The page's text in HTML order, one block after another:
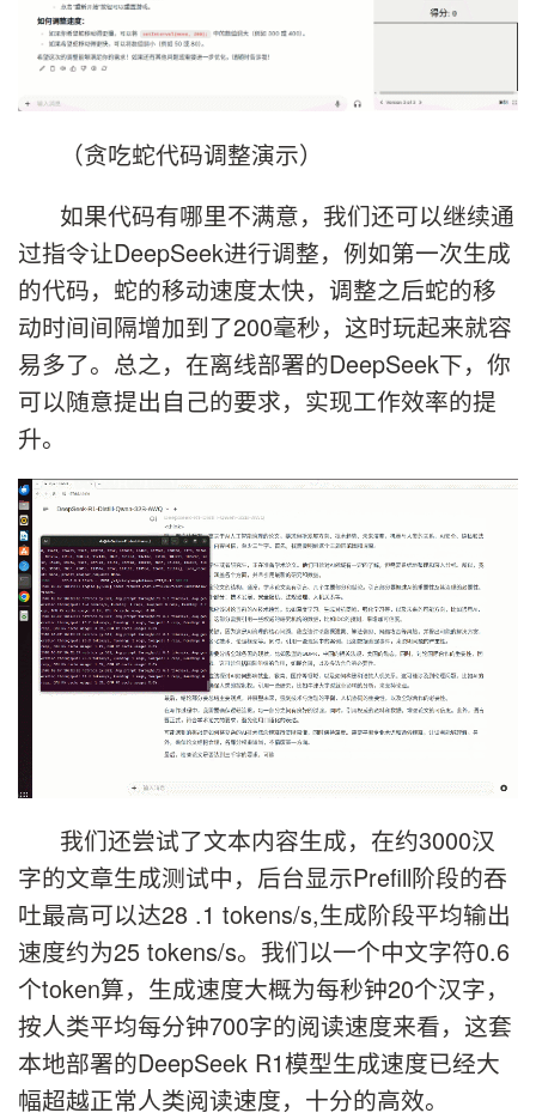
（贪吃蛇代码调整演示）
如果代码有哪里不满意，我们还可以继续通
过指令让DeepSeek进行调整，例如第一次生成
的代码，蛇的移动速度太快，调整之后蛇的移
动时间间隔增加到了200毫秒，这时玩起来就容
易多了。总之，在离线部署的DeepSeek下，你
可以随意提出自己的要求，实现工作效率的提
升。
我们还尝试了文本内容生成，在约3000汉
字的文章生成测试中，后台显示Prefill阶段的吞
吐最高可以达28 .1 tokens/s,生成阶段平均输出
速度约为25 tokens/s。我们以一个中文字符0.6
个token算，生成速度大概为每秒钟20个汉字，
按人类平均每分钟700字的阅读速度来看，这套
本地部署的DeepSeek R1模型生成速度已经大
幅超越正常人类阅读速度，十分的高效。